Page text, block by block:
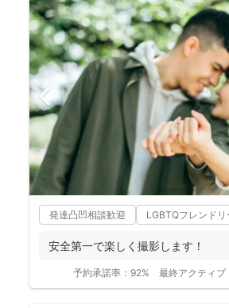
発達凸凹相談歓迎 LGBTQフレンドリ
安全第一で楽しく撮影します！
予約承諾率： 92% 最終アクティブ